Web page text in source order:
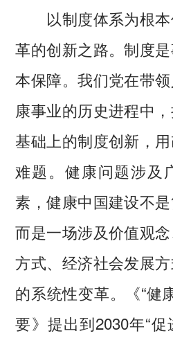
以制度体系为根本
革的创新之路。制度
本保障。我们党在带
康事业的历史进程中
基础上的制度创新，
难题。健康问题涉及
素，健康中国建设不
而是一场涉及价值观
方式、经济社会发展
的系统性变革。《“健
要》提出到2030年“